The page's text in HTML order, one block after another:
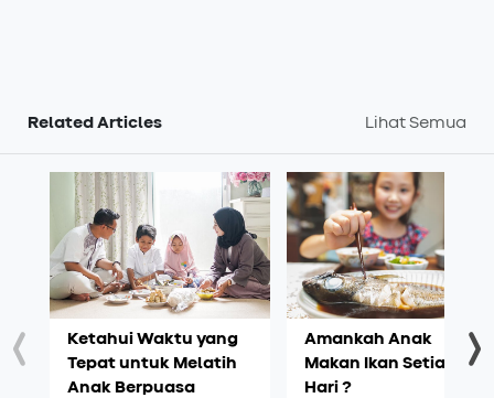
Related Articles Lihat Semua
Ketahui Waktu yang
Tepat untuk Melatih
Anak Berpuasa
Amankah Anak
Makan Ikan Setiap
Hari ?